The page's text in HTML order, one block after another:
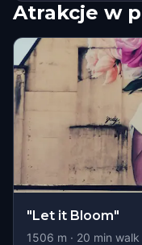
Atrakcje w
"Let it Bloom"
1506 m · 20 min walk